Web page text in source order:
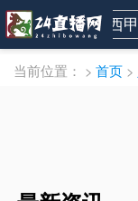
法甲 西甲
当前位置： > 首页 >